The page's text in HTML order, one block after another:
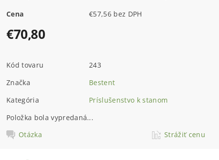
Cena €57,56 bez DPH
€70,80
Kód tovaru
243
Značka
Bestent
Kategória
Príslušenstvo k stanom
Položka bola vypredaná...
Otázka
Strážiť cenu